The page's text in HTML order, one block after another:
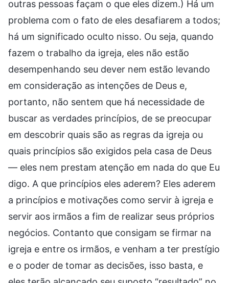
outras pessoas façam o que eles dizem.) Há um
problema com o fato de eles desafiarem a todos;
há um significado oculto nisso. Ou seja, quando
fazem o trabalho da igreja, eles não estão
desempenhando seu dever nem estão levando
em consideração as intenções de Deus e,
portanto, não sentem que há necessidade de
buscar as verdades princípios, de se preocupar
em descobrir quais são as regras da igreja ou
quais princípios são exigidos pela casa de Deus
— eles nem prestam atenção em nada do que Eu
digo. A que princípios eles aderem? Eles aderem
a princípios e motivações como servir à igreja e
servir aos irmãos a fim de realizar seus próprios
negócios. Contanto que consigam se firmar na
igreja e entre os irmãos, e venham a ter prestígio
e o poder de tomar as decisões, isso basta, e